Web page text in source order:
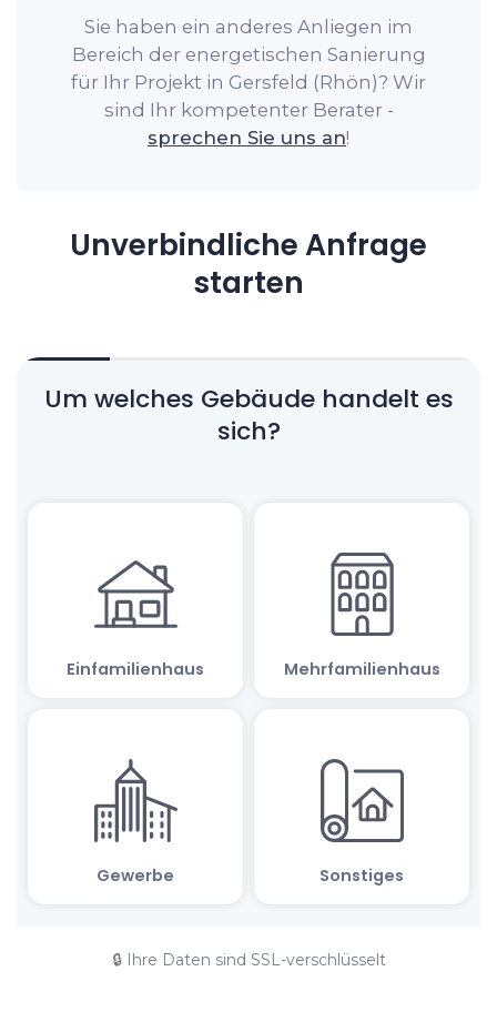
Sie haben ein anderes Anliegen im
Bereich der energetischen Sanierung
für Ihr Projekt in Gersfeld (Rhön)? Wir
sind Ihr kompetenter Berater -
sprechen Sie uns an!
Unverbindliche Anfrage
starten
🔒 Ihre Daten sind SSL-verschlüsselt